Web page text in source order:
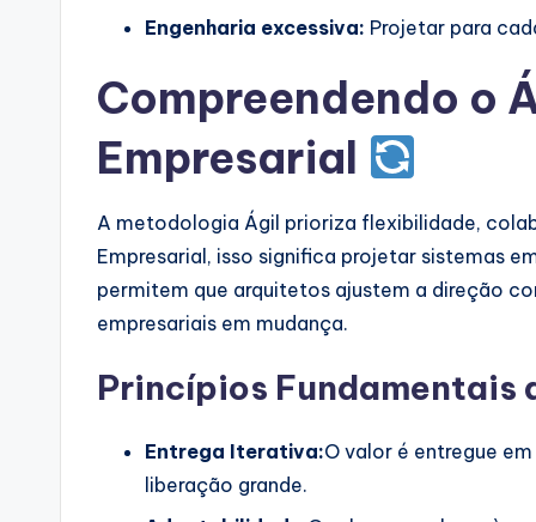
Engenharia excessiva: Projetar para
Compreendendo o
Empresarial
A metodologia Ágil prioriza flexibilidade,
Empresarial, isso significa projetar sistemas
permitem que arquitetos ajustem a direção
empresariais em mudança.
Princípios Fundamentais
Entrega Iterativa:O valor é entregue
liberação grande.